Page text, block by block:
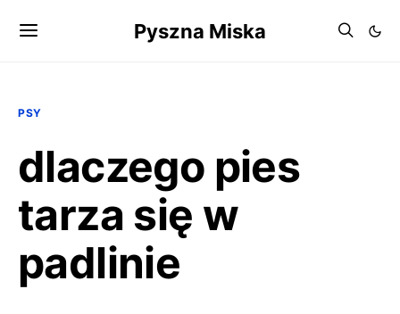
Pyszna Miska
PSY
dlaczego pies
tarza się w
padlinie